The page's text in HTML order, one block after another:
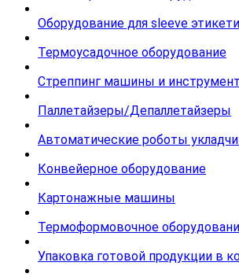
Оборудование для sleeve
Термоусадочное оборудование
Стреппинг машины и
Паллетайзеры/Депаллетайзеры
Автоматические роботы
Конвейерное оборудование
Картонажные машины
Термоформовочное
Упаковка готовой продукции в